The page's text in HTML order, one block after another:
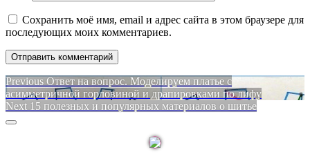
Сохранить моё имя, email и адрес сайта в этом браузере для
последующих моих комментариев.
Навигация
по
записям
PreviousPrevious
post:
Ответ на вопрос. Моделируем платье с
асимметричной горловиной и драпировками по лифу
Next Next
15 полезных и популярных материалов о шитье
Sidebar